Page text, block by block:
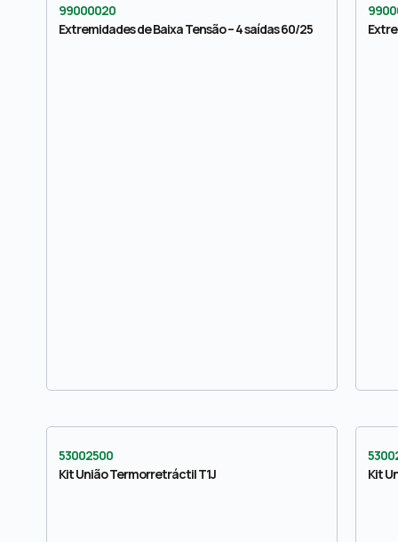
99000020
Extremidades de Baixa Tensão – 4 saídas 60/25
53002500
Kit União Termorretráctil T1J
Kit